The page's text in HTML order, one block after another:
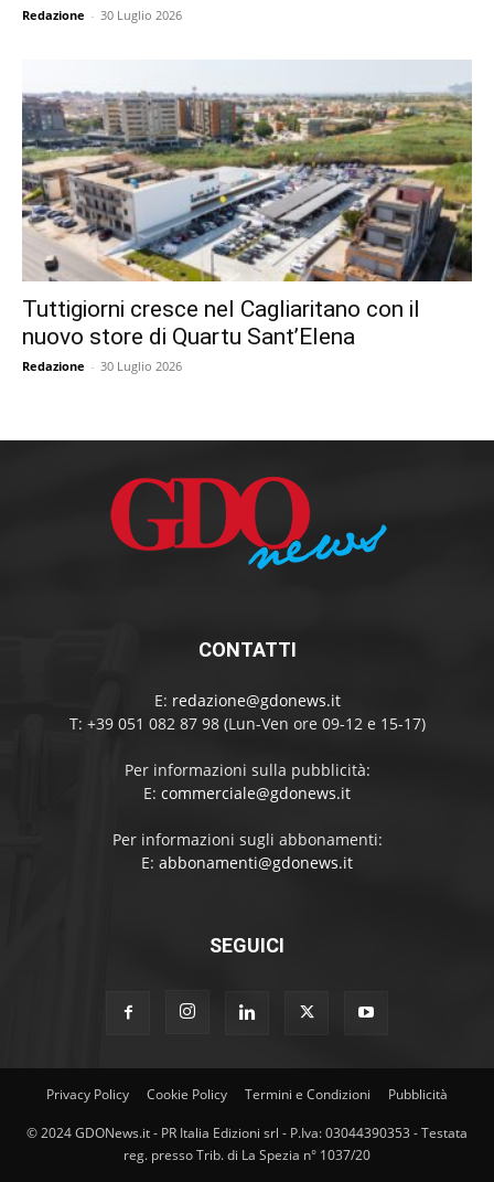
Redazione - 30 Luglio 2026
Tuttigiorni cresce nel Cagliaritano con il
nuovo store di Quartu Sant’Elena
Redazione - 30 Luglio 2026
CONTATTI
E: redazione@gdonews.it
T: +39 051 082 87 98 (Lun-Ven ore 09-12 e 15-17)
Per informazioni sulla pubblicità:
E: commerciale@gdonews.it
Per informazioni sugli abbonamenti:
E: abbonamenti@gdonews.it
SEGUICI
Privacy Policy Cookie Policy Termini e Condizioni Pubblicità
© 2024 GDONews.it - PR Italia Edizioni srl - P.Iva: 03044390353 - Testata
reg. presso Trib. di La Spezia n° 1037/20